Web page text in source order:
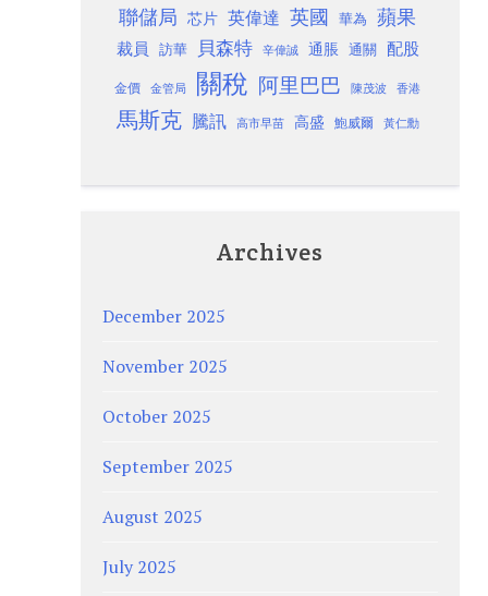
聯儲局 芯片 英偉達 英國 華為 蘋果
裁員 訪華 貝森特 辛偉誠 通脹 通關 配股
金價 金管局 關稅 阿里巴巴 陳茂波 香港
馬斯克 騰訊 高市早苗 高盛 鮑威爾 黃仁勳
Archives
December 2025
November 2025
October 2025
September 2025
August 2025
July 2025